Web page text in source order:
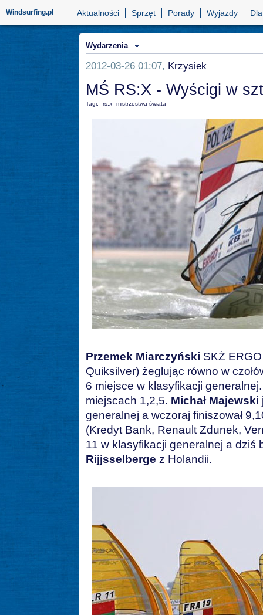
Windsurfing.pl Aktualności Sprzęt Porady Wyjazdy
Wydarzenia
2012-03-26 01:07, Krzysiek
MŚ RS:X - Wyścigi w
Tagi: rs:x mistrzostwa świata
Przemek Miarczyński SKŻ
Quiksilver) żeglując równo w
6 miejsce w klasyfikacji
miejscach 1,2,5. Michał Majewski
generalnej a wczoraj finiszował
(Kredyt Bank, Renault Zdunek,
11 w klasyfikacji generalnej a dziś
Rijjsselberge z Holandii.